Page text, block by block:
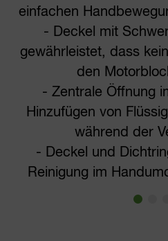
einfachen
- Deckel mit
gewährleistet, dass
den
- Zentrale Öffnung
Hinzufügen von
während der
- Deckel und
Reinigung im